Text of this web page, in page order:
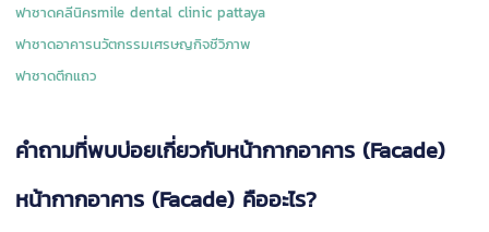
ฟาซาดคลีนิคsmile dental clinic pattaya
ฟาซาดอาคารนวัตกรรมเศรษญกิจชีวิภาพ
ฟาซาดตึกแถว
คำถามที่พบบ่อยเกี่ยวกับหน้ากากอาคาร (Facade)
หน้ากากอาคาร (Facade) คืออะไร?